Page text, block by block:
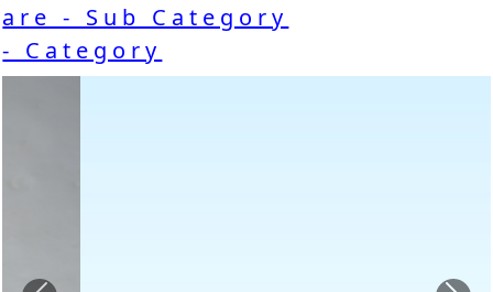
are - Sub Category
- Category